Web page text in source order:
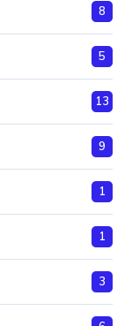
8
5
13
9
1
1
3